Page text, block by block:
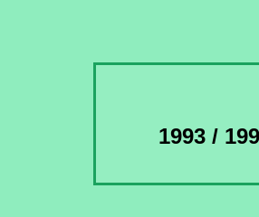
1993 /